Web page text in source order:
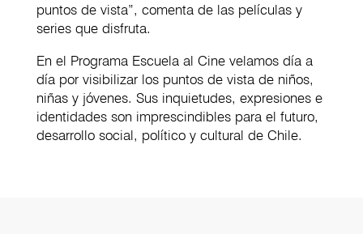
puntos de vista”, comenta de las películas y
series que disfruta.
En el Programa Escuela al Cine velamos día a
día por visibilizar los puntos de vista de niños,
niñas y jóvenes. Sus inquietudes, expresiones e
identidades son imprescindibles para el futuro,
desarrollo social, político y cultural de Chile.